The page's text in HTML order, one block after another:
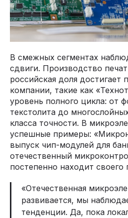
В смежных сегментах
сдвиги. Производство
российская доля достигает
компании, такие как
уровень полного цикла: от
текстолита до
класса точности. В
успешные примеры:
выпуск чип-модулей для
отечественный
постепенно находит своего
«Отечественная
развивается, мы
тенденции. Да, пока